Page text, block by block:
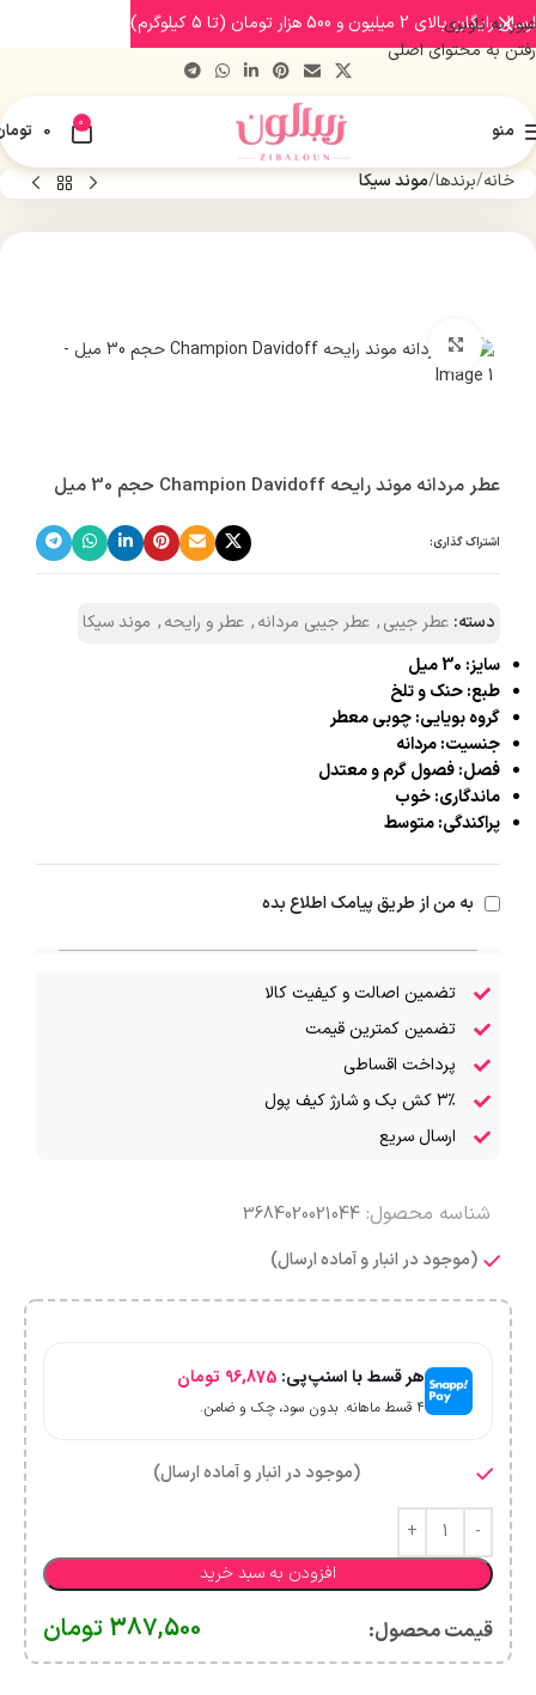
عبور به ناوبری
رفتن به محتوای اصلی
منو 0
0
خانه برندها موند سیکا
بزرگنمایی تصویر
عطر مردانه موند رایحه Champion Davidoff حجم 30 میل
اشتراک گذاری:
دسته: عطر جیبی, عطر جیبی مردانه, عطر و رایحه, موند سیکا
سایز: 30 میل
طبع: حنک و تلخ
گروه بویایی: چوبی معطر
جنسیت: مردانه
فصل: فصول گرم و معتدل
ماندگاری: خوب
پراکندگی: متوسط
به من از طریق پیامک اطلاع بده
تضمین اصالت و کیفیت کالا
تضمین کمترین قیمت
پرداخت اقساطی
۳٪ کش بک و شارژ کیف پول
ارسال سریع
شناسه محصول: 3684020021044
(موجود در انبار و آماده ارسال)
هر قسط با اسنپ‌پی: 96,875 تومان
۴ قسط ماهانه. بدون سود، چک و ضامن.
(موجود در انبار و آماده ارسال)
افزودن به سبد خرید
قیمت محصول:​ 387,500 تومان
ارسال رایگان بالای 2 میلیون و 500 هزار تومان (تا 5 کیلوگرم)